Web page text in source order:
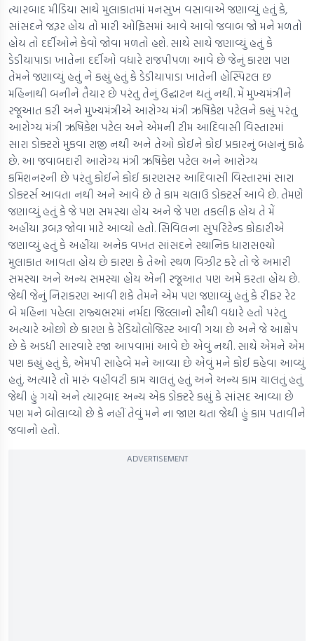
ત્યારબાદ મીડિયા સાથે મુલાકાતમાં મનસુખ વસાવાએ જણાવ્યું હતું કે,
સાંસદને જરૂર હોય તો મારી ઓફિસમાં આવે આવો જવાબ જો મને મળતો
હોય તો દર્દીઓને કેવો જોવા મળતો હશે. સાથે સાથે જણાવ્યું હતું કે
ડેડીયાપાડા ખાતેના દર્દીઓ વધારે રાજપીપળા આવે છે જેનું કારણ પણ
તેમને જણાવ્યું હતું ને કહ્યું હતું કે ડેડીયાપાડા ખાતેની હોસ્પિટલ છ
મહિનાથી બનીને તૈયાર છે પરંતુ તેનું ઉદ્ઘાટન થતું નથી. મેં મુખ્યમંત્રીને
રજૂઆત કરી અને મુખ્યમંત્રીએ આરોગ્ય મંત્રી ઋષિકેશ પટેલને કહ્યું પરંતુ
આરોગ્ય મંત્રી ઋષિકેશ પટેલ અને એમની ટીમ આદિવાસી વિસ્તારમાં
સારા ડોક્ટરો મુકવા રાજી નથી અને તેઓ કોઈને કોઈ પ્રકારનું બહાનું કાઢે
છે. આ જવાબદારી આરોગ્ય મંત્રી ઋષિકેશ પટેલ અને આરોગ્ય
કમિશનરની છે પરંતુ કોઈને કોઈ કારણસર આદિવાસી વિસ્તારમાં સારા
ડોક્ટર્સ આવતા નથી અને આવે છે તે કામ ચલાઉ ડોક્ટર્સ આવે છે. તેમણે
જણાવ્યું હતું કે જે પણ સમસ્યા હોય અને જે પણ તકલીફ હોય તે મેં
અહીંયા રૂબરૂ જોવા માટે આવ્યો હતો. સિવિલના સુપરિટેન્ડ કોઠારીએ
જણાવ્યું હતું કે અહીંયા અનેક વખત સાંસદને સ્થાનિક ધારાસભ્યો
મુલાકાત આવતા હોય છે કારણ કે તેઓ સ્થળ વિઝીટ કરે તો જે અમારી
સમસ્યા અને અન્ય સમસ્યા હોય એની રજૂઆત પણ અમે કરતા હોય છે.
જેથી જેનું નિરાકરણ આવી શકે તેમને એમ પણ જણાવ્યું હતું કે રીફર રેટ
બે મહિના પહેલા રાજ્યભરમાં નર્મદા જિલ્લાનો સૌથી વધારે હતો પરંતુ
અત્યારે ઓછો છે કારણ કે રેડિયોલોજિસ્ટ આવી ગયા છે અને જે આક્ષેપ
છે કે અડધી સારવારે રજા આપવામાં આવે છે એવું નથી. સાથે એમને એમ
પણ કહ્યું હતું કે, એમપી સાહેબે મને આવ્યા છે એવું મને કોઈ કહેવા આવ્યું
હતું. અત્યારે તો મારું વહીવટી કામ ચાલતું હતું અને અન્ય કામ ચાલતું હતું
જેથી હું ગયો અને ત્યારબાદ અન્ય એક ડોક્ટરે કહ્યું કે સાંસદ આવ્યા છે
પણ મને બોલાવ્યો છે કે નહીં તેવું મને ના જાણ થતા જેથી હું કામ પતાવીને
જવાનો હતો.
ADVERTISEMENT